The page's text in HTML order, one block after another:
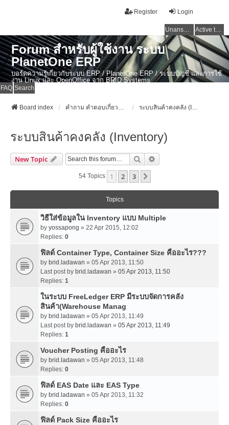
Login
Register
Unanswered topics Active topics
Forum สำหรับผู้ใช้งาน ระบบ
PlanetOne ERP
บอร์ดความรู้เกี่ยวกับระบบ ERP / PlanetOne ERP / ระบบบัญชี และการใช้
งาน Linux และ OpenOffice จาก BRID Systems
FAQ Search
Board index คำถาม คำตอบเกี่ยวกับระบบ ไทย ERP: AdvanceBusinessSystem - PlanetOne และ ERP ระบบบัญชี ระบบสินค้าคงคลัง (Inventory)
ระบบสินค้าคงคลัง (Inventory)
New Topic Search
54 Topics 1 2 3
Topics
วิธีใส่ข้อมูลใน Inventory แบบ Multiple
by yossapong » 22 Apr 2015, 12:02
Replies: 0
ฟิลด์ Container Type, Container Size คืออะไร???
by brid.ladawan » 05 Apr 2013, 11:50
Last post by brid.ladawan » 05 Apr 2013, 11:50
Replies: 1
ในระบบ FreeLedger ERP มีระบบจัดการคลัง
สินค้า(Warehouse Manag
by brid.ladawan » 05 Apr 2013, 11:49
Last post by brid.ladawan » 05 Apr 2013, 11:49
Replies: 1
Voucher Posting คืออะไร
by brid.ladawan » 05 Apr 2013, 11:48
Replies: 0
ฟิลด์ EAS Date และ EAS Type
by brid.ladawan » 05 Apr 2013, 11:32
Replies: 0
ฟิลด์ Pack Size คืออะไร